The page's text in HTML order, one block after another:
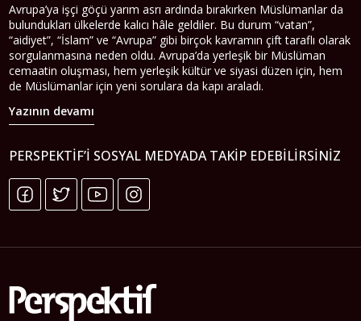
Avrupa’ya işçi göçü yarım asrı ardında bırakırken Müslümanlar da
bulundukları ülkelerde kalıcı hâle geldiler. Bu durum “vatan”,
“aidiyet”, “İslam” ve “Avrupa” gibi birçok kavramın çift taraflı olarak
sorgulanmasına neden oldu. Avrupa’da yerleşik bir Müslüman
cemaatin oluşması, hem yerleşik kültür ve siyasi düzen için, hem
de Müslümanlar için yeni sorulara da kapı araladı.
Yazının devamı
PERSPEKTIF’I SOSYAL MEDYADA TAKIP EDEBILIRSINIZ